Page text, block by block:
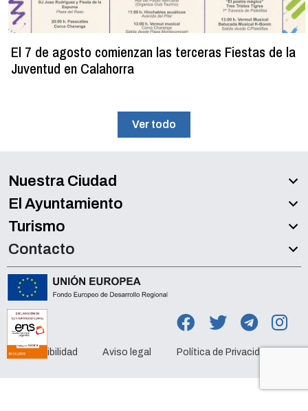
El 7 de agosto comienzan las terceras Fiestas de la
Juventud en Calahorra
Ver todo
Nuestra Ciudad
El Ayuntamiento
Turismo
Contacto
Accesibilidad Aviso legal Política de Privacidad